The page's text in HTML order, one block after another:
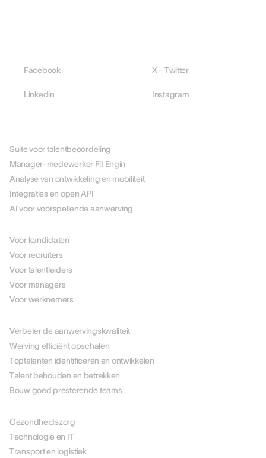
Facebook X - Twitter
Linkedin Instagram
Suite voor talentbeoordeling
Manager-medewerker Fit Engin
Analyse van ontwikkeling en mobiliteit
Integraties en open API
AI voor voorspellende aanwerving
Voor kandidaten
Voor recruiters
Voor talentleiders
Voor managers
Voor werknemers
Verbeter de aanwervingskwaliteit
Werving efficiënt opschalen
Toptalenten identificeren en ontwikkelen
Talent behouden en betrekken
Bouw goed presterende teams
Gezondheidszorg
Technologie en IT
Transport en logistiek